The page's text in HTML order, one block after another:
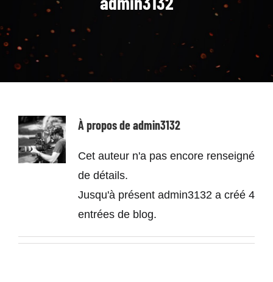
À propos deadmin3132
Cet auteur n'a pas encore renseigné
de détails.
Jusqu'à présent admin3132 a créé 4
entrées de blog.